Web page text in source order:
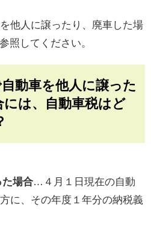
他人に譲ったり、廃車した場
照してください。
動車を他人に譲った
には、自動車税はど
場合…４月１日現在の自動
に、その年度１年分の納税義